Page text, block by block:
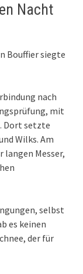
Nacht
Bouffier siegte
nach
mit
Dort setzte
Wilks. Am
langen Messer,
selbst
es keinen
der für